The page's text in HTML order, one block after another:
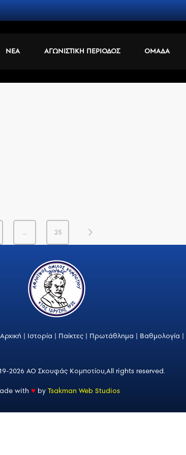
ΝΕΑ ΑΓΩΝΙΣΤΙΚΗ ΠΕΡΙΟΔΟΣ ΟΜΑΔΑ
… 25
Αρχική | Ιστορία | Παίκτες | Πρωτάθλημα | Βαθμολογία |
2026 ΑΟ Σκουφάς Κομποτίου,All rights reserved.
with ♥ by Tsakman Web Studios